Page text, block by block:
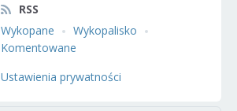
RSS
Wykopane
Wykopalisko
Komentowane
Ustawienia prywatności